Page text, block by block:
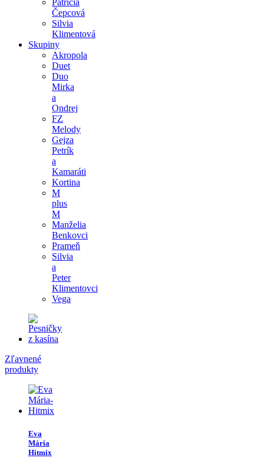
Čepcová
Silvia
Klimentová
Skupiny
Akropola
Duet
Duo
Mirka
a
Ondrej
FZ
Melody
Gejza
Petrík
a
Kamaráti
Kortina
M
plus
M
Manželia
Benkovci
Prameň
Silvia
a
Peter
Klimentovci
Vega
Zľavnené
produkty
Eva
Mária
Hitmix